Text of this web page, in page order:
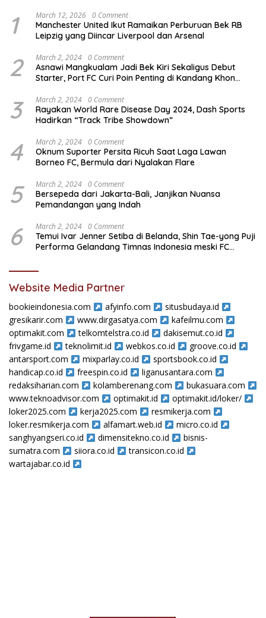
1 March 12, 2026 0 Comment
Manchester United Ikut Ramaikan Perburuan Bek RB
Leipzig yang Diincar Liverpool dan Arsenal
2 March 2, 2024 0 Comment
Asnawi Mangkualam Jadi Bek Kiri Sekaligus Debut
Starter, Port FC Curi Poin Penting di Kandang Khon
3 March 2, 2024 0 Comment
Rayakan World Rare Disease Day 2024, Dash Sports
Hadirkan “Track Tribe Showdown”
4 March 2, 2024 0 Comment
Oknum Suporter Persita Ricuh Saat Laga Lawan
Borneo FC, Bermula dari Nyalakan Flare
5 March 2, 2024 0 Comment
Bersepeda dari Jakarta-Bali, Janjikan Nuansa
Pemandangan yang Indah
6 March 2, 2024 0 Comment
Temui Ivar Jenner Setiba di Belanda, Shin Tae-yong Puji
Performa Gelandang Timnas Indonesia meski FC
Website Media Partner
bookieindonesia.com afyinfo.com
situsbudaya.id
gresikarir.com
www.dirgasatya.com
kafeilmu.com
optimakit.com
telkomtelstra.co.id
dakisemut.co.id
frivgame.id
teknolimit.id webkos.co.id
groove.co.id
antarsport.com
mixparlay.co.id
sportsbook.co.id
handicap.co.id
freespin.co.id
liganusantara.com
redaksiharian.com
kolamberenang.com
bukasuara.com
www.teknoadvisor.com
optimakit.id
optimakit.id/loker/
loker2025.com
kerja2025.com
resmikerja.com
loker.resmikerja.com
alfamart.web.id
micro.co.id
sanghyangseri.co.id
dimensitekno.co.id
bisnis-
sumatra.com
siiora.co.id
transicon.co.id
wartajabar.co.id